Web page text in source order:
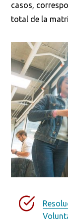
casos,
total de la